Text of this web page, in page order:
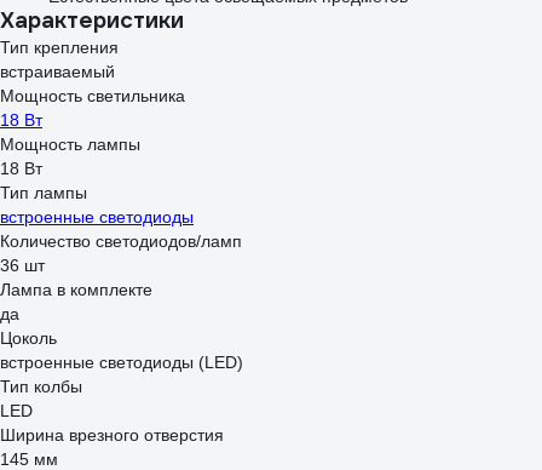
Характеристики
Тип крепления
встраиваемый
Мощность светильника
18 Вт
Мощность лампы
18 Вт
Тип лампы
встроенные светодиоды
Количество светодиодов/ламп
36 шт
Лампа в комплекте
да
Цоколь
встроенные светодиоды (LED)
Тип колбы
LED
Ширина врезного отверстия
145 мм